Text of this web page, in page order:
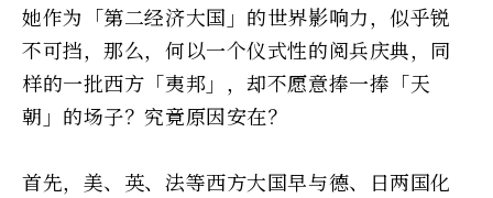
她作为「第二经济大国」的世界影响力，似乎锐
不可挡，那么，何以一个仪式性的阅兵庆典，同
样的一批西方「夷邦」，却不愿意捧一捧「天
朝」的场子？究竟原因安在？
首先，美、英、法等西方大国早与德、日两国化